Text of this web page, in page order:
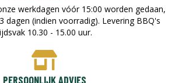
werkdagen vóór 15:00 worden gedaan,
dagen (indien voorradig). Levering BBQ's
10.30 - 15.00 uur.
PERSOONLIJK ADVIES